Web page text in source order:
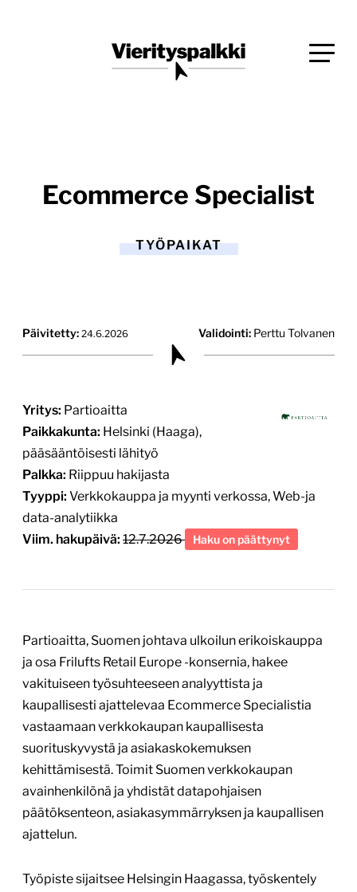
Vierityspalkki.fi
Ecommerce Specialist
TYÖPAIKAT
Päivitetty: 24.6.2026 Validointi: Perttu Tolvanen
Yritys: Partioaitta
Paikkakunta: Helsinki (Haaga),
pääsääntöisesti lähityö
Palkka: Riippuu hakijasta
Tyyppi: Verkkokauppa ja myynti verkossa, Web-ja
data-analytiikka
Viim. hakupäivä: 12.7.2026 Haku on päättynyt
Partioaitta, Suomen johtava ulkoilun erikoiskauppa
ja osa Frilufts Retail Europe -konsernia, hakee
vakituiseen työsuhteeseen analyyttista ja
kaupallisesti ajattelevaa Ecommerce Specialistia
vastaamaan verkkokaupan kaupallisesta
suorituskyvystä ja asiakaskokemuksen
kehittämisestä. Toimit Suomen verkkokaupan
avainhenkilönä ja yhdistät datapohjaisen
päätöksenteon, asiakasymmärryksen ja kaupallisen
ajattelun.
Työpiste sijaitsee Helsingin Haagassa, työskentely